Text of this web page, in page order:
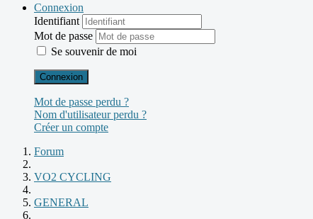
Connexion
Identifiant
Mot de passe
Se souvenir de moi
Connexion
Mot de passe perdu ?
Nom d'utilisateur perdu ?
Créer un compte
Forum
VO2 CYCLING
GENERAL